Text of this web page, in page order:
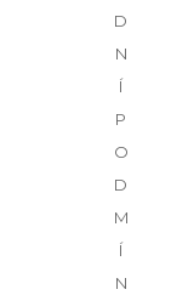
D
N
Í
P
O
D
M
Í
N